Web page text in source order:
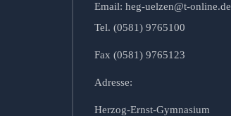
Email: heg-uelzen@t-online.de
Tel. (0581) 9765100
Fax (0581) 9765123
Adresse:
Herzog-Ernst-Gymnasium